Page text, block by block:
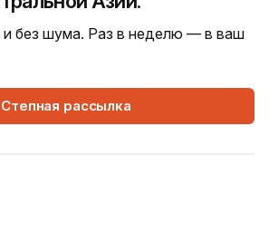
и без шума. Раз в неделю — в ваш
Степная рассылка